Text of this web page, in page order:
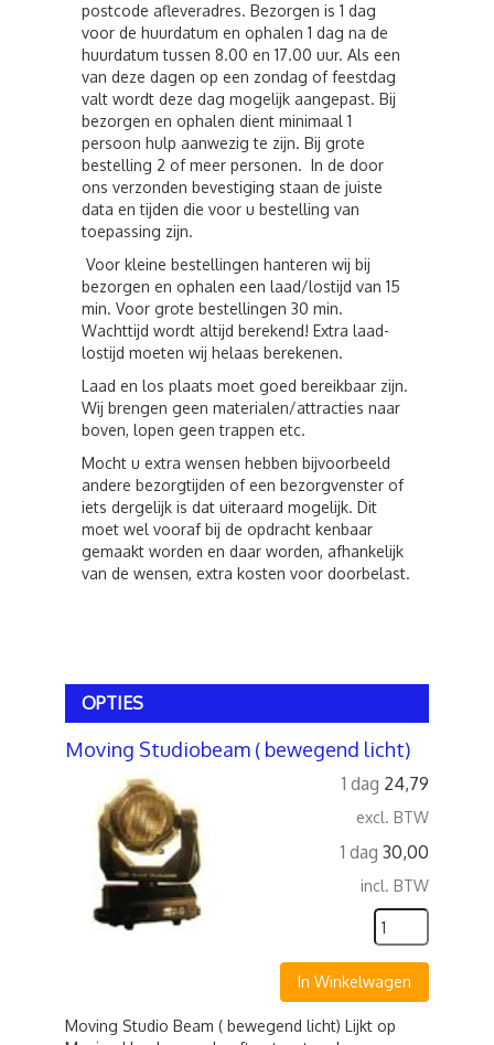
postcode afleveradres. Bezorgen is 1 dag
voor de huurdatum en ophalen 1 dag na de
huurdatum tussen 8.00 en 17.00 uur. Als een
van deze dagen op een zondag of feestdag
valt wordt deze dag mogelijk aangepast. Bij
bezorgen en ophalen dient minimaal 1
persoon hulp aanwezig te zijn. Bij grote
bestelling 2 of meer personen. In de door
ons verzonden bevestiging staan de juiste
data en tijden die voor u bestelling van
toepassing zijn.
Voor kleine bestellingen hanteren wij bij
bezorgen en ophalen een laad/lostijd van 15
min. Voor grote bestellingen 30 min.
Wachttijd wordt altijd berekend! Extra laad-
lostijd moeten wij helaas berekenen.
Laad en los plaats moet goed bereikbaar zijn.
Wij brengen geen materialen/attracties naar
boven, lopen geen trappen etc.
Mocht u extra wensen hebben bijvoorbeeld
andere bezorgtijden of een bezorgvenster of
iets dergelijk is dat uiteraard mogelijk. Dit
moet wel vooraf bij de opdracht kenbaar
gemaakt worden en daar worden, afhankelijk
van de wensen, extra kosten voor doorbelast.
OPTIES
Moving Studiobeam ( bewegend licht)
1 dag 24,79
excl. BTW
1 dag 30,00
incl. BTW
In Winkelwagen
Moving Studio Beam ( bewegend licht) Lijkt op